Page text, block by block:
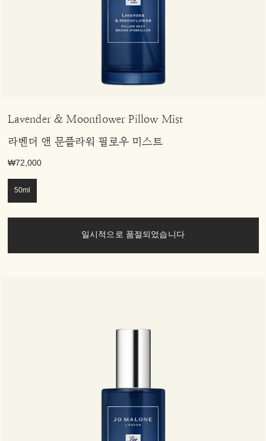
Lavender & Moonflower Pillow Mist
라벤더 앤 문플라워 필로우 미스트
₩72,000
50ml
일시적으로 품절되었습니다